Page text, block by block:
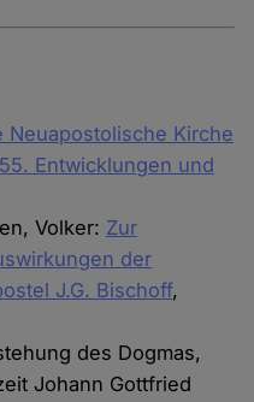
Neuapostolische Kirche
Entwicklungen und
Volker: Zur
der
J.G. Bischoff,
des Dogmas,
Johann Gottfried